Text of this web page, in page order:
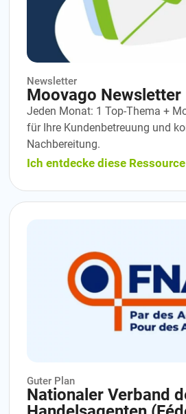
Newsletter
Moovago Newsletter
Jeden Monat: 1 Top-Thema +
für Ihre Kundenbetreuung und
Nachbereitung.
Ich entdecke diese Ressource
Guter Plan
Nationaler Verband